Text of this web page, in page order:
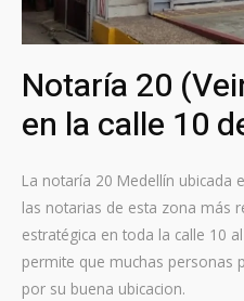
Notaría 20
en la calle 10
La notaría 20 Medellín ubicada
las notarias de esta zona más
estratégica en toda la calle 10
permite que muchas personas
por su buena ubicacion.